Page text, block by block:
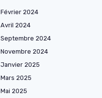
Février 2024
Avril 2024
Septembre 2024
Novembre 2024
Janvier 2025
Mars 2025
Mai 2025